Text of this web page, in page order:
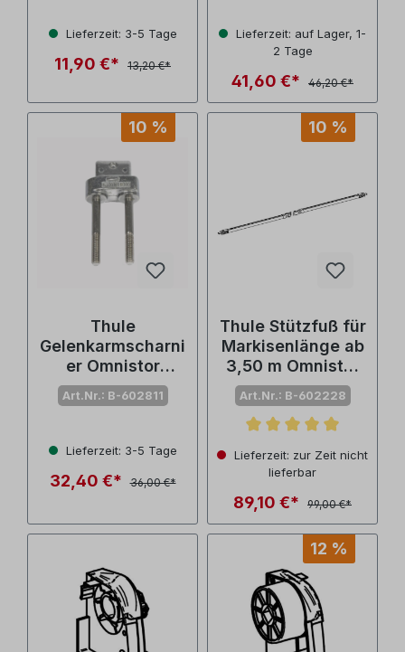
Lieferzeit: 3-5 Tage
11,90 €* 13,20 €*
Lieferzeit: auf Lager, 1-
2 Tage
41,60 €* 46,20 €*
10 %
Thule
Gelenkarmscharni
er Omnistor
6200/5200/4900/
4200 (Nr.
Art.Nr.: B-602811
Lieferzeit: 3-5 Tage
32,40 €* 36,00 €*
10 %
Thule Stützfuß für
Markisenlänge ab
3,50 m Omnistor
4900 (Nr.
1500602228)
Art.Nr.: B-602228
Durchschnittliche
Lieferzeit: zur Zeit nicht
lieferbar
89,10 €* 99,00 €*
12 %